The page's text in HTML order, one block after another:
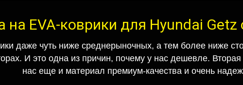
на EVA-коврики для Hyundai
даже чуть ниже среднерыночных, а тем более ниже
И это одна из причин, почему у нас дешевле.
нас еще и материал премиум-качества и очень